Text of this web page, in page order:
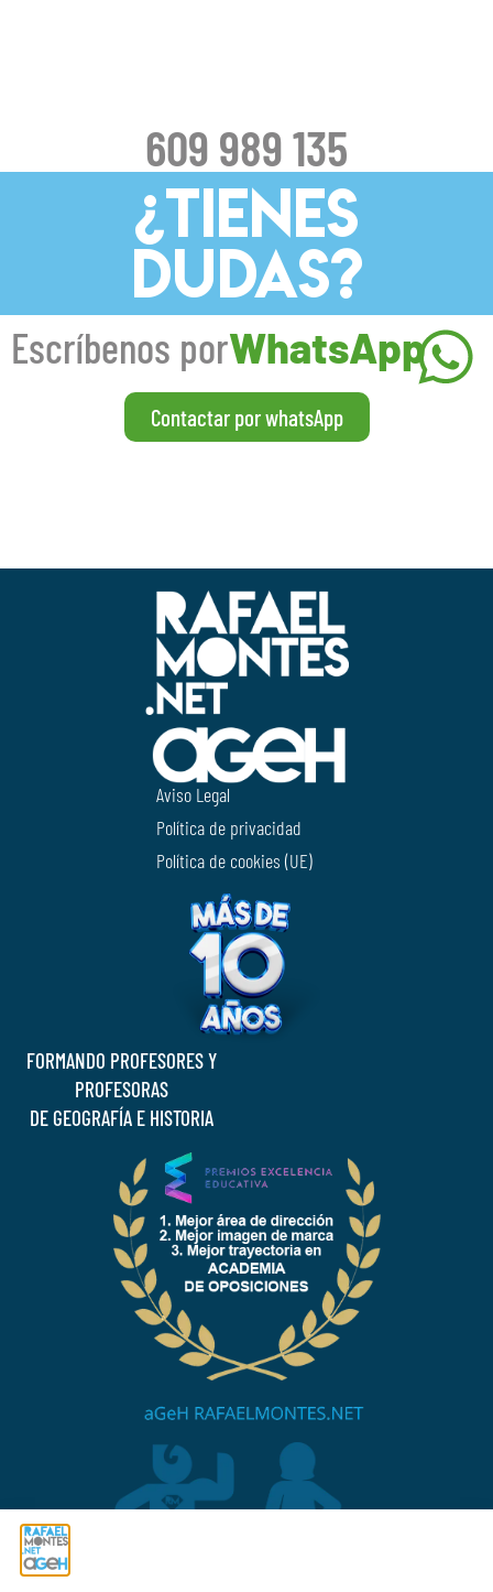
609 989 135
¿TIENES
DUDAS?
Escríbenos porWhatsApp
Contactar por whatsApp
Aviso Legal
Política de privacidad
Política de cookies (UE)
FORMANDO PROFESORES Y
PROFESORAS
DE GEOGRAFÍA E HISTORIA